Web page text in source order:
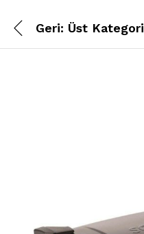
Geri: Üst Kategori